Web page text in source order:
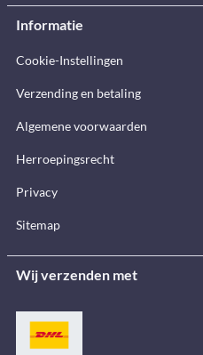
Informatie
Cookie-Instellingen
Verzending en betaling
Algemene voorwaarden
Herroepingsrecht
Privacy
Sitemap
Wij verzenden met